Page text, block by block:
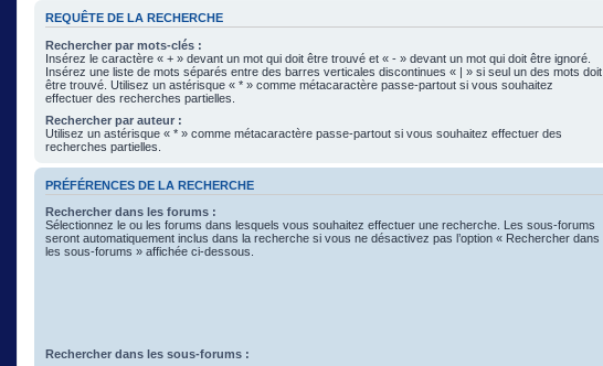
REQUÊTE DE LA RECHERCHE
Rechercher par mots-clés :
Insérez le caractère « + » devant un mot qui doit être trouvé et « - » devant un mot qui doit être ignoré.
Insérez une liste de mots séparés entre des barres verticales discontinues « | » si seul un des mots doit
être trouvé. Utilisez un astérisque « * » comme métacaractère passe-partout si vous souhaitez
effectuer des recherches partielles.
Rechercher par auteur :
Utilisez un astérisque « * » comme métacaractère passe-partout si vous souhaitez effectuer des
recherches partielles.
PRÉFÉRENCES DE LA RECHERCHE
Rechercher dans les forums :
Sélectionnez le ou les forums dans lesquels vous souhaitez effectuer une recherche. Les sous-forums
seront automatiquement inclus dans la recherche si vous ne désactivez pas l’option « Rechercher dans
les sous-forums » affichée ci-dessous.
Rechercher dans les sous-forums :